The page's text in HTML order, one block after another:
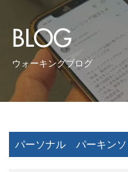
BLOG
ウォーキングブログ
パーソナル パーキンソ